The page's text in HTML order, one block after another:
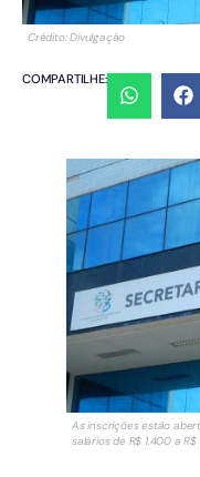
Crédito: Divulgação
COMPARTILHE:
As inscrições estão
salários de R$ 1.400 a